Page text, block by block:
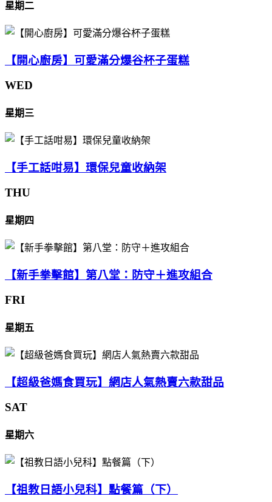
星期二
【開心廚房】可愛滿分爆谷杯子蛋糕
WED
星期三
【手工話咁易】環保兒童收納架
THU
星期四
【新手拳擊館】第八堂：防守＋進攻組合
FRI
星期五
【超級爸媽食買玩】網店人氣熱賣六款甜品
SAT
星期六
【祖教日語小兒科】點餐篇（下）